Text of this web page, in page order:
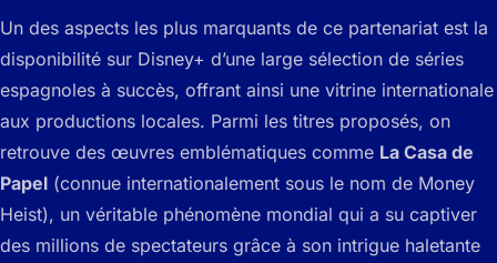
Un des aspects les plus marquants de ce partenariat est la
disponibilité sur Disney+ d’une large sélection de séries
espagnoles à succès, offrant ainsi une vitrine internationale
aux productions locales. Parmi les titres proposés, on
retrouve des œuvres emblématiques comme La Casa de
Papel (connue internationalement sous le nom de Money
Heist), un véritable phénomène mondial qui a su captiver
des millions de spectateurs grâce à son intrigue haletante